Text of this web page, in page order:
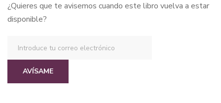
¿Quieres que te avisemos cuando este libro vuelva a estar
disponible?
AVÍSAME